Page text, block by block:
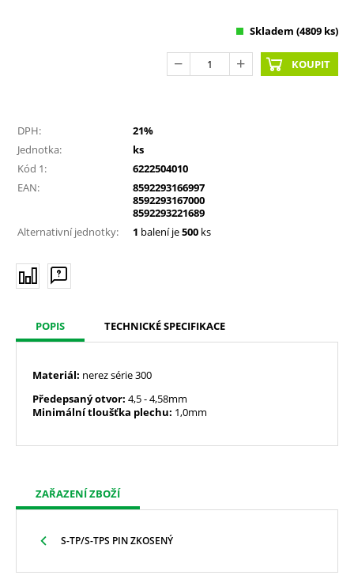
Skladem (4809 ks)
KOUPIT
DPH:
21%
Jednotka:
ks
Kód 1:
6222504010
EAN:
8592293166997
8592293167000
8592293221689
Alternativní jednotky:
1 balení je500 ks
POPIS TECHNICKÉ SPECIFIKACE
Materiál: nerez série 300
Předepsaný otvor: 4,5- 4,58mm
Minimální tloušťka plechu: 1,0mm
ZAŘAZENÍ ZBOŽÍ
S-TP/S-TPS PIN ZKOSENÝ